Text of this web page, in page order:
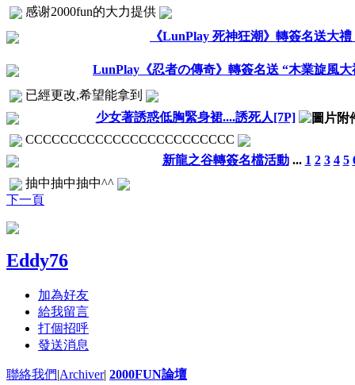
感谢2000fun的大力提供
《LunPlay 死神狂潮》轉簽名送大禮
LunPlay《忍者の傳奇》轉簽名送 “木業旋風大
已經更改,希望能拿到
少女著誘惑低胸緊身裙....誘死人[7P]
CCCCCCCCCCCCCCCCCCCCCCCC
新龍之谷轉簽名檔活動 ... 1 2 3 4 5
抽中抽中抽中^^
下一頁
Eddy76
加為好友
給我留言
打個招呼
發送消息
聯絡我們|Archiver| 2000FUN論壇